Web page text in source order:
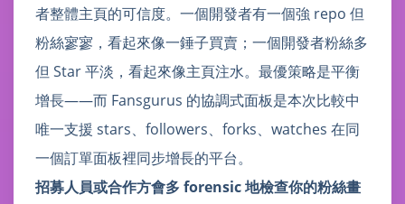
者整體主頁的可信度。一個開發者有一個強 repo 但
粉絲寥寥，看起來像一錘子買賣；一個開發者粉絲多
但 Star 平淡，看起來像主頁注水。最優策略是平衡
增長——而 Fansgurus 的協調式面板是本次比較中
唯一支援 stars、followers、forks、watches 在同
一個訂單面板裡同步增長的平台。
招募人員或合作方會多 forensic 地檢查你的粉絲畫